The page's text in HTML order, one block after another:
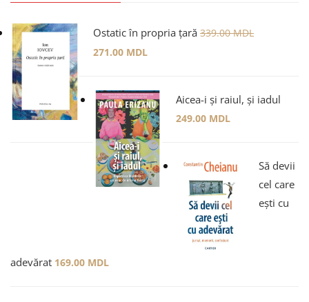
Ostatic în propria țară 339.00MDL
271.00 MDL
Aicea-i și raiul, și iadul
249.00 MDL
Să devii
cel care
ești cu
adevărat 169.00 MDL